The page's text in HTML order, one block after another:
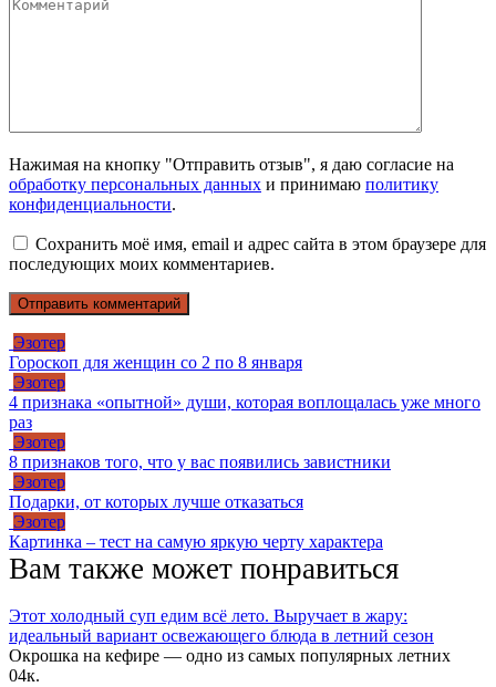
Нажимая на кнопку "Отправить отзыв", я даю согласие на
обработку персональных данных и принимаю политику
конфиденциальности.
Сохранить моё имя, email и адрес сайта в этом браузере для
последующих моих комментариев.
Эзотер
Гороскоп для женщин со 2 по 8 января
Эзотер
4 признака «опытной» души, которая воплощалась уже много
раз
Эзотер
8 признаков того, что у вас появились завистники
Эзотер
Подарки, от которых лучше отказаться
Эзотер
Картинка – тест на самую яркую черту характера
Вам также может понравиться
Этот холодный суп едим всё лето. Выручает в жару:
идеальный вариант освежающего блюда в летний сезон
Окрошка на кефире — одно из самых популярных летних
04к.